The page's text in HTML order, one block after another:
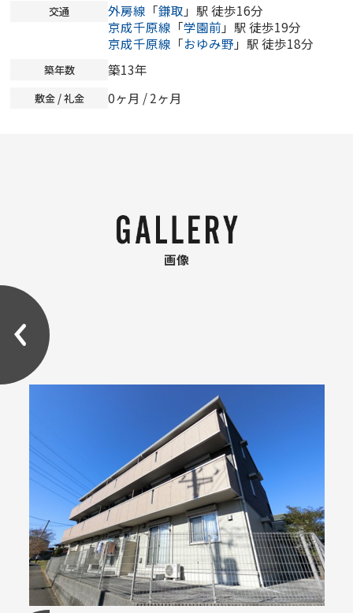
交通 外房線 「鎌取 」駅 徒歩16分
京成千原線 「学園前 」駅 徒歩19分
京成千原線 「おゆみ野 」駅 徒歩18分
築年数 築13年
敷金 / 礼金 0ヶ月 / 2ヶ月
画像